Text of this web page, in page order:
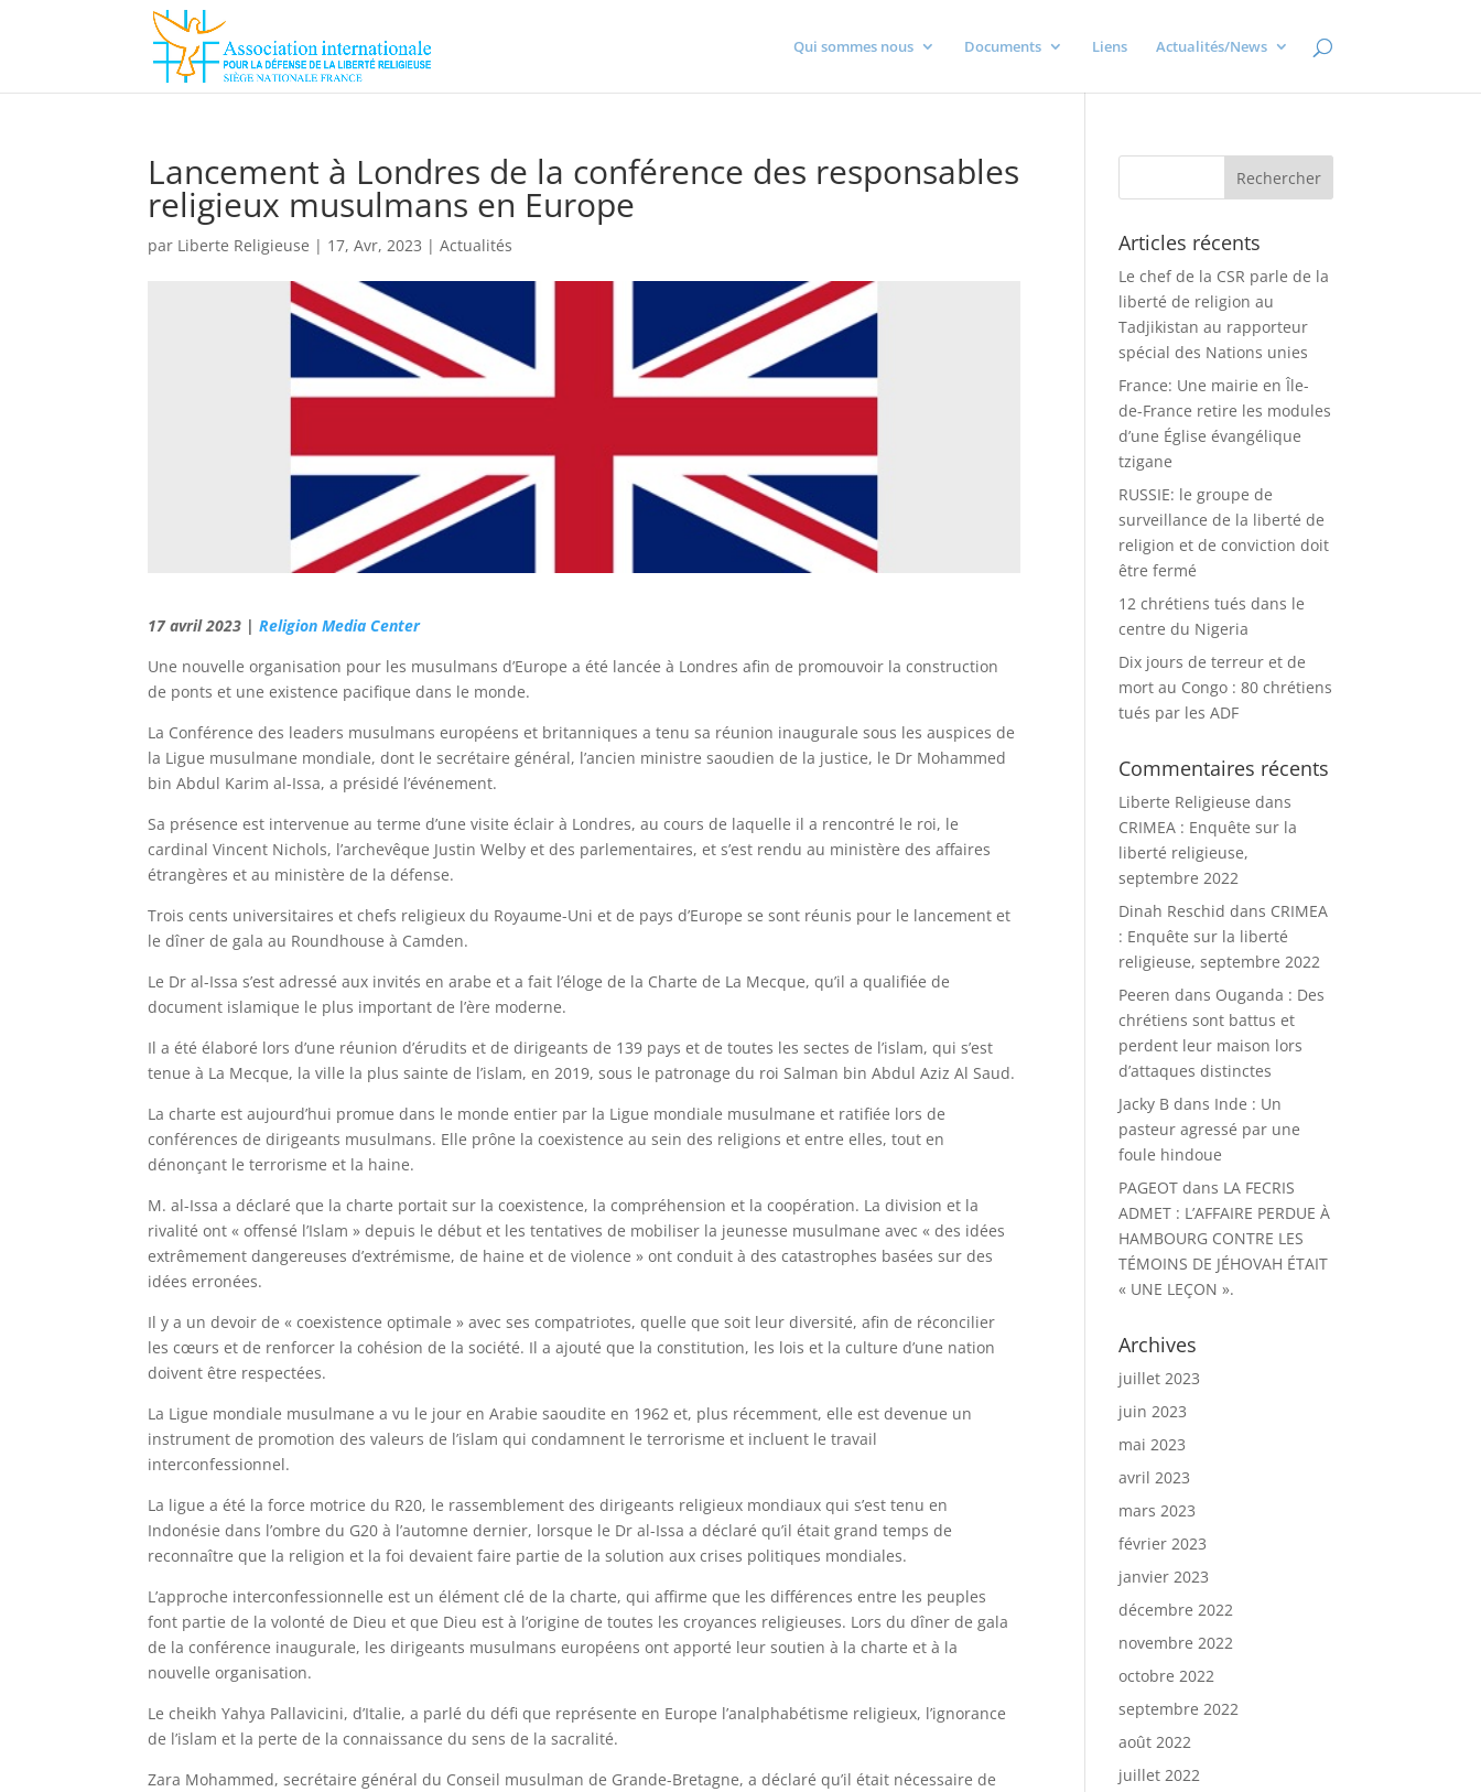
Qui sommes nous Documents Liens Actualités/News
Lancement à Londres de la conférence des responsables
religieux musulmans en Europe
par Liberte Religieuse | 17, Avr, 2023 |Actualités
17 avril 2023 |Religion Media Center
Une nouvelle organisation pour les musulmans d’Europe a été lancée à Londres afin de promouvoir la construction
de ponts et une existence pacifique dans le monde.
La Conférence des leaders musulmans européens et britanniques a tenu sa réunion inaugurale sous les auspices de
la Ligue musulmane mondiale, dont le secrétaire général, l’ancien ministre saoudien de la justice, le Dr Mohammed
bin Abdul Karim al-Issa, a présidé l’événement.
Sa présence est intervenue au terme d’une visite éclair à Londres, au cours de laquelle il a rencontré le roi, le
cardinal Vincent Nichols, l’archevêque Justin Welby et des parlementaires, et s’est rendu au ministère des affaires
étrangères et au ministère de la défense.
Trois cents universitaires et chefs religieux du Royaume-Uni et de pays d’Europe se sont réunis pour le lancement et
le dîner de gala au Roundhouse à Camden.
Le Dr al-Issa s’est adressé aux invités en arabe et a fait l’éloge de la Charte de La Mecque, qu’il a qualifiée de
document islamique le plus important de l’ère moderne.
Il a été élaboré lors d’une réunion d’érudits et de dirigeants de 139 pays et de toutes les sectes de l’islam, qui s’est
tenue à La Mecque, la ville la plus sainte de l’islam, en 2019, sous le patronage du roi Salman bin Abdul Aziz Al Saud.
La charte est aujourd’hui promue dans le monde entier par la Ligue mondiale musulmane et ratifiée lors de
conférences de dirigeants musulmans. Elle prône la coexistence au sein des religions et entre elles, tout en
dénonçant le terrorisme et la haine.
M. al-Issa a déclaré que la charte portait sur la coexistence, la compréhension et la coopération. La division et la
rivalité ont « offensé l’Islam » depuis le début et les tentatives de mobiliser la jeunesse musulmane avec « des idées
extrêmement dangereuses d’extrémisme, de haine et de violence » ont conduit à des catastrophes basées sur des
idées erronées.
Il y a un devoir de « coexistence optimale » avec ses compatriotes, quelle que soit leur diversité, afin de réconcilier
les cœurs et de renforcer la cohésion de la société. Il a ajouté que la constitution, les lois et la culture d’une nation
doivent être respectées.
La Ligue mondiale musulmane a vu le jour en Arabie saoudite en 1962 et, plus récemment, elle est devenue un
instrument de promotion des valeurs de l’islam qui condamnent le terrorisme et incluent le travail
interconfessionnel.
La ligue a été la force motrice du R20, le rassemblement des dirigeants religieux mondiaux qui s’est tenu en
Indonésie dans l’ombre du G20 à l’automne dernier, lorsque le Dr al-Issa a déclaré qu’il était grand temps de
reconnaître que la religion et la foi devaient faire partie de la solution aux crises politiques mondiales.
L’approche interconfessionnelle est un élément clé de la charte, qui affirme que les différences entre les peuples
font partie de la volonté de Dieu et que Dieu est à l’origine de toutes les croyances religieuses. Lors du dîner de gala
de la conférence inaugurale, les dirigeants musulmans européens ont apporté leur soutien à la charte et à la
nouvelle organisation.
Le cheikh Yahya Pallavicini, d’Italie, a parlé du défi que représente en Europe l’analphabétisme religieux, l’ignorance
de l’islam et la perte de la connaissance du sens de la sacralité.
Zara Mohammed, secrétaire général du Conseil musulman de Grande-Bretagne, a déclaré qu’il était nécessaire de
Articles récents
Le chef de la CSR parle de la
liberté de religion au
Tadjikistan au rapporteur
spécial des Nations unies
France: Une mairie en Île-
de-France retire les modules
d’une Église évangélique
tzigane
RUSSIE: le groupe de
surveillance de la liberté de
religion et de conviction doit
être fermé
12 chrétiens tués dans le
centre du Nigeria
Dix jours de terreur et de
mort au Congo : 80 chrétiens
tués par les ADF
Commentaires récents
Liberte Religieuse dans
CRIMEA : Enquête sur la
liberté religieuse,
septembre 2022
Dinah Reschid dans CRIMEA
: Enquête sur la liberté
religieuse, septembre 2022
Peeren dans Ouganda : Des
chrétiens sont battus et
perdent leur maison lors
d’attaques distinctes
Jacky B dans Inde : Un
pasteur agressé par une
foule hindoue
PAGEOT dans LA FECRIS
ADMET : L’AFFAIRE PERDUE À
HAMBOURG CONTRE LES
TÉMOINS DE JÉHOVAH ÉTAIT
« UNE LEÇON ».
Archives
juillet 2023
juin 2023
mai 2023
avril 2023
mars 2023
février 2023
janvier 2023
décembre 2022
novembre 2022
octobre 2022
septembre 2022
août 2022
juillet 2022